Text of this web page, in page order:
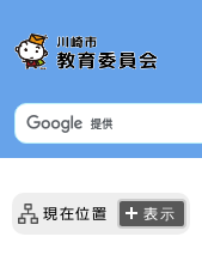
現在位置 表示